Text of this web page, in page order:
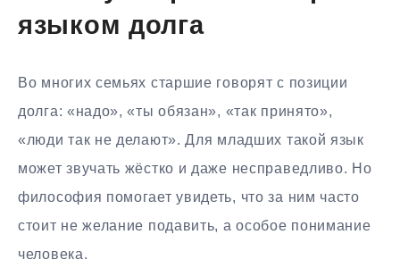
языком долга
Во многих семьях старшие говорят с позиции
долга: «надо», «ты обязан», «так принято»,
«люди так не делают». Для младших такой язык
может звучать жёстко и даже несправедливо. Но
философия помогает увидеть, что за ним часто
стоит не желание подавить, а особое понимание
человека.